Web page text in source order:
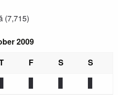
(7,715)
2009
F S
S